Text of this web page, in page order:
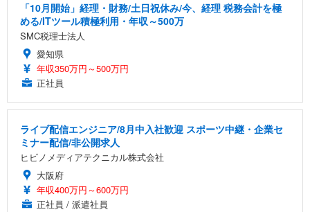
「10月開始」経理・財務/土日祝休み/今、経理 税務会計を極
める/ITツール積極利用・年収～500万
SMC税理士法人
愛知県
年収350万円～500万円
正社員
ライブ配信エンジニア/8月中入社歓迎 スポーツ中継・企業セ
ミナー配信/非公開求人
ヒビノメディアテクニカル株式会社
大阪府
年収400万円～600万円
正社員 / 派遣社員